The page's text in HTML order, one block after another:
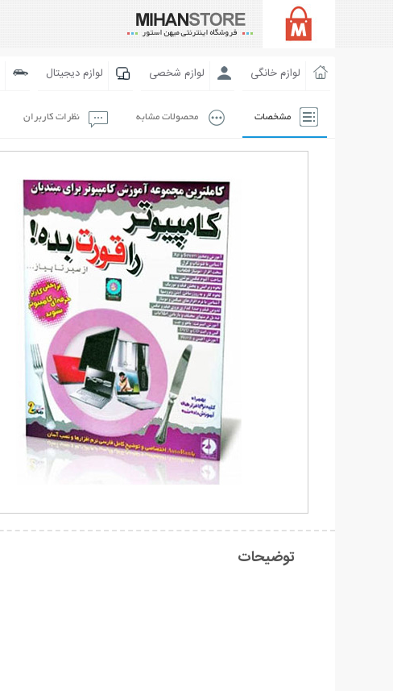
لوازم خانگی لوازم شخصی لوازم دیجیتال
مشخصات محصولات مشابه نظرات کاربران
توضیحات